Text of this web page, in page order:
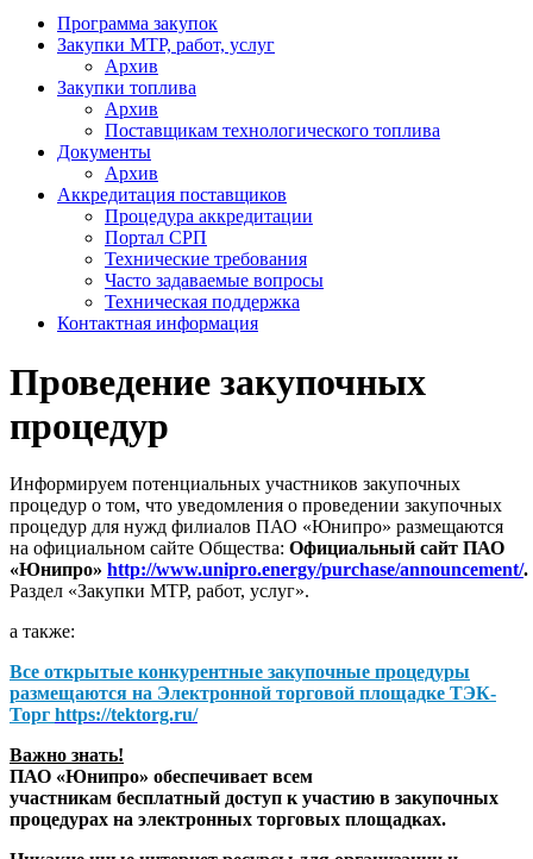
Программа закупок
Закупки МТР, работ, услуг
Архив
Закупки топлива
Архив
Поставщикам технологического топлива
Документы
Архив
Аккредитация поставщиков
Процедура аккредитации
Портал СРП
Технические требования
Часто задаваемые вопросы
Техническая поддержка
Контактная информация
Проведение закупочных
процедур
Информируем потенциальных участников закупочных
процедур о том, что уведомления о проведении закупочных
процедур для нужд филиалов ПАО «Юнипро» размещаются
на официальном сайте Общества: Официальный сайт ПАО
«Юнипро» http://www.unipro.energy/purchase/announcement/.
Раздел «Закупки МТР, работ, услуг».
а также:
Все открытые конкурентные закупочные процедуры
размещаются на Электронной торговой площадке ТЭК-
Торг https://tektorg.ru/
Важно знать!
ПАО «Юнипро» обеспечивает всем
участникам бесплатный доступ к участию в закупочных
процедурах на электронных торговых площадках.